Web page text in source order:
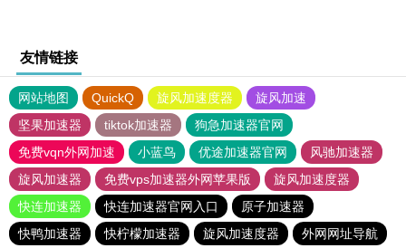
友情链接
网站地图 QuickQ 旋风加速度器
旋风加速
坚果加速器
tiktok加速器
狗急加速器官网
免费vqn外网加速
小蓝鸟 优途加速器官网
风驰加速器
旋风加速器
免费vps加速器外网苹果版
旋风加速度器
快连加速器
快连加速器官网入口
原子加速器
快鸭加速器
快柠檬加速器 旋风加速度器 外网网址导航